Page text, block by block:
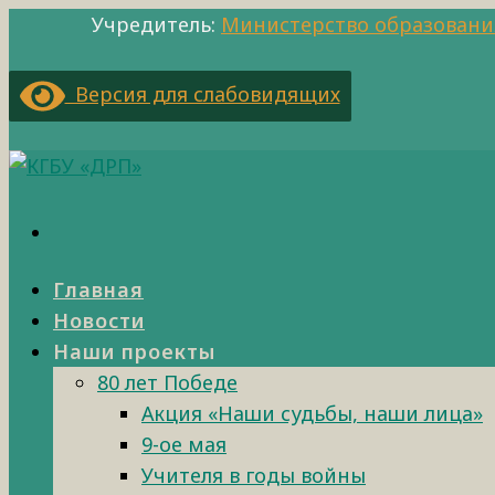
Учредитель: Министерство
Версия для слабовидящих
Главная
Новости
Наши проекты
80 лет Победе
Акция «Наши судьбы, наши лица»
9-ое мая
Учителя в годы войны